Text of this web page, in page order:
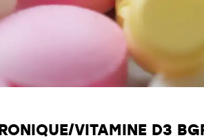
VITAMINE D3